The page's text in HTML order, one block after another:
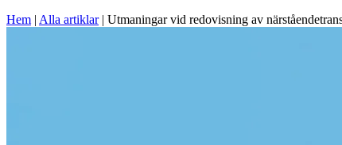
Hem | Alla artiklar| Utmaningar vid redovisning av